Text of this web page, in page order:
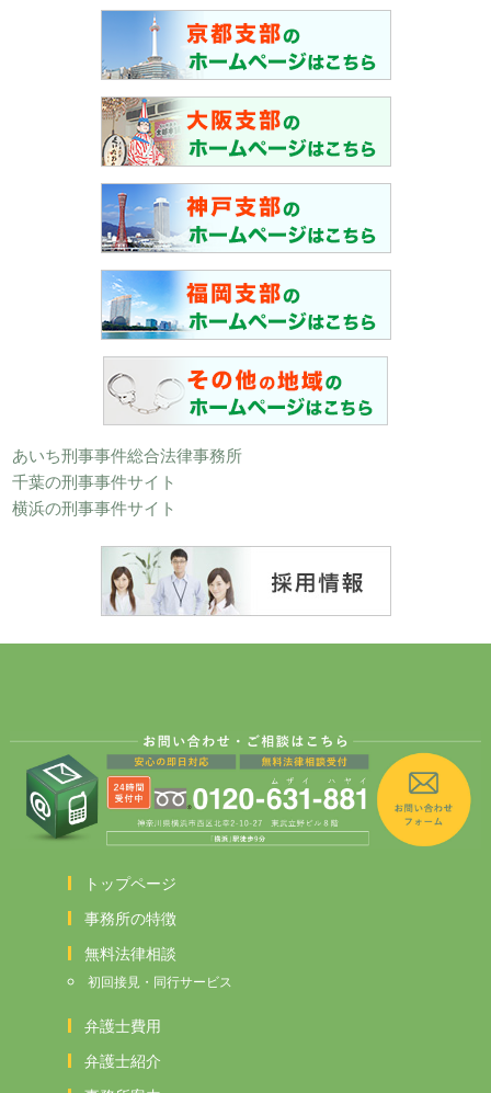
あいち刑事事件総合法律事務所
千葉の刑事事件サイト
横浜の刑事事件サイト
トップページ
事務所の特徴
無料法律相談
初回接見・同行サービス
弁護士費用
弁護士紹介